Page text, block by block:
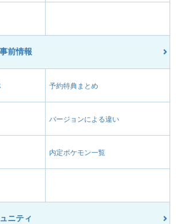
前情報
予約特典まとめ
バージョンによる違い
内定ポケモン一覧
ニティ